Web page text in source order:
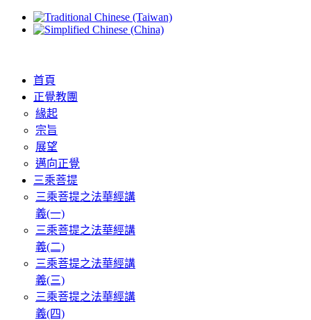
首頁
正覺教團
緣起
宗旨
展望
邁向正覺
三乘菩提
三乘菩提之法華經講
義(一)
三乘菩提之法華經講
義(二)
三乘菩提之法華經講
義(三)
三乘菩提之法華經講
義(四)